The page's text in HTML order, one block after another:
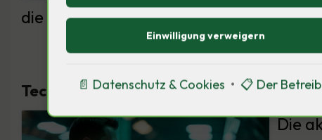
die Bedürfnisse der modernen Welt
Technologische Perspektiven der KI
Die
Einwilligung verweigern
📄 Datenschutz & Cookies • 📋 Der